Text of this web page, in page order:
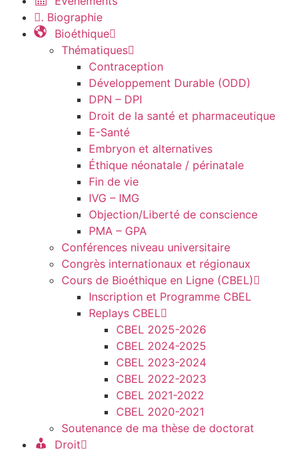
. Biographie
Bioéthique
Thématiques
Contraception
Développement Durable (ODD)
DPN – DPI
Droit de la santé et pharmaceutique
E-Santé
Embryon et alternatives
Éthique néonatale / périnatale
Fin de vie
IVG – IMG
Objection/Liberté de conscience
PMA – GPA
Conférences niveau universitaire
Congrès internationaux et régionaux
Cours de Bioéthique en Ligne (CBEL)
Inscription et Programme CBEL
Replays CBEL
CBEL 2025-2026
CBEL 2024-2025
CBEL 2023-2024
CBEL 2022-2023
CBEL 2021-2022
CBEL 2020-2021
Soutenance de ma thèse de doctorat
Droit